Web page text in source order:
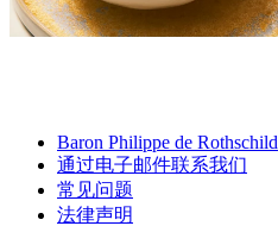
Baron Philippe de Rothschild
通过电子邮件联系我们
常见问题
法律声明